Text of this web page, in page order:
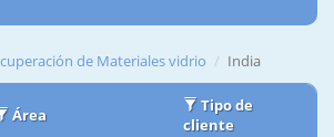
de Materiales vidrio India
Área
Tipo de
cliente